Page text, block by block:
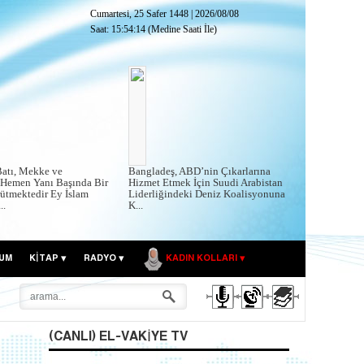
Cumartesi, 25 Safer 1448 2026/08/08
Saat: 15:54:16(Medine Saati İle)
Mekke ve
Yanı Başında Bir
Ey İslam
Bangladeş, ABD’nin Çıkarlarına
Hizmet Etmek İçin Suudi Arabistan
Liderliğindeki Deniz Koalisyonuna
K...
KITAP RADYO KADIN KOLLARI
(CANLI) EL-VAKIYE TV